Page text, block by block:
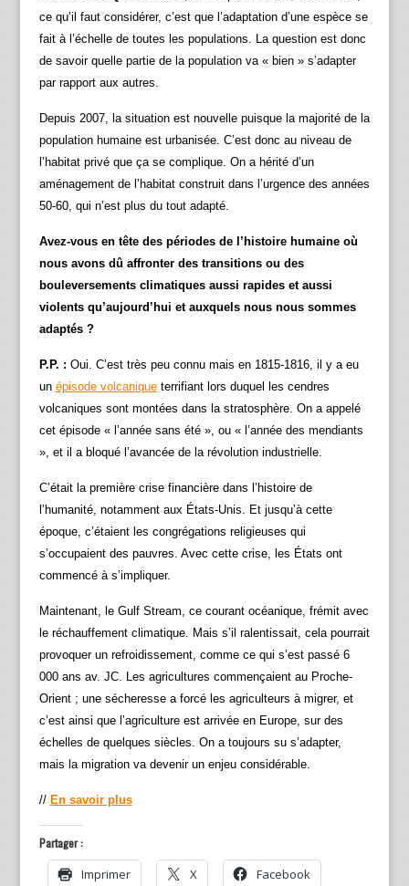
ce qu’il faut considérer, c’est que l’adaptation d’une espèce se
fait à l’échelle de toutes les populations. La question est donc
de savoir quelle partie de la population va « bien » s’adapter
par rapport aux autres.
Depuis 2007, la situation est nouvelle puisque la majorité de la
population humaine est urbanisée. C’est donc au niveau de
l’habitat privé que ça se complique. On a hérité d’un
aménagement de l’habitat construit dans l’urgence des années
50-60, qui n’est plus du tout adapté.
Avez-vous en tête des périodes de l’histoire humaine où
nous avons dû affronter des transitions ou des
bouleversements climatiques aussi rapides et aussi
violents qu’aujourd’hui et auxquels nous nous sommes
adaptés ?
P.P. : Oui. C’est très peu connu mais en 1815-1816, il y a eu
un épisode volcaniqueterrifiant lors duquel les cendres
volcaniques sont montées dans la stratosphère. On a appelé
cet épisode « l’année sans été », ou « l’année des mendiants
», et il a bloqué l’avancée de la révolution industrielle.
C’était la première crise financière dans l’histoire de
l’humanité, notamment aux États-Unis. Et jusqu’à cette
époque, c’étaient les congrégations religieuses qui
s’occupaient des pauvres. Avec cette crise, les États ont
commencé à s’impliquer.
Maintenant, le Gulf Stream, ce courant océanique, frémit avec
le réchauffement climatique. Mais s’il ralentissait, cela pourrait
provoquer un refroidissement, comme ce qui s’est passé 6
000 ans av. JC. Les agricultures commençaient au Proche-
Orient ; une sécheresse a forcé les agriculteurs à migrer, et
c’est ainsi que l’agriculture est arrivée en Europe, sur des
échelles de quelques siècles. On a toujours su s’adapter,
mais la migration va devenir un enjeu considérable.
// En savoir plus
Partager :
Imprimer X Facebook